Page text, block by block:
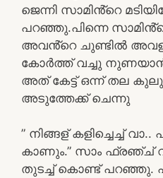
ജെന്നി സാമിൻ്റെ
പറഞ്ഞു.പിന്നെ സാമിൻ്റെ
അവൻ്റെ ചുണ്ടിൽ
കോർത്ത് വച്ചു
അത് കേട്ട് ഒന്ന് തല
അടുത്തേക്ക് ചെന്നു
” നിങ്ങള് കളിച്ചെച്ച് വാ..
കാണും.” സാം ഫ്രഞ്ച്
തുടച്ച് കൊണ്ട് പറഞ്ഞു.